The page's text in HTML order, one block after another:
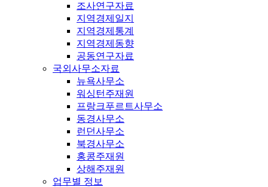
조사연구자료
지역경제일지
지역경제통계
지역경제동향
공동연구자료
국외사무소자료
뉴욕사무소
워싱턴주재원
프랑크푸르트사무소
동경사무소
런던사무소
북경사무소
홍콩주재원
상해주재원
업무별 정보